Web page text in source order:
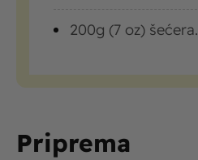
200g (7 oz) šećera.
Priprema